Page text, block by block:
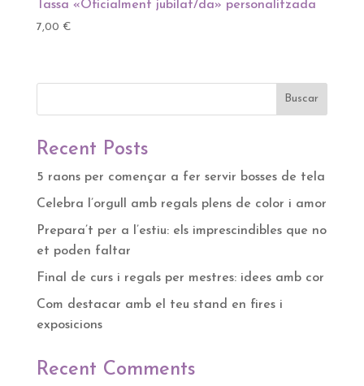
Tassa «Oficialment jubilat/da» personalitzada
7,00 €
Buscar
Recent Posts
5 raons per començar a fer servir bosses de tela
Celebra l’orgull amb regals plens de color i amor
Prepara’t per a l’estiu: els imprescindibles que no
et poden faltar
Final de curs i regals per mestres: idees amb cor
Com destacar amb el teu stand en fires i
exposicions
Recent Comments